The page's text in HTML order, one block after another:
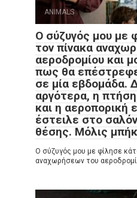
ANIMALS
Ο σύζυγός μου με
τον πίνακα
αεροδρομίου και
πως θα
σε μία εβδομάδα.
αργότερα, η
και η αεροπορική
έστειλε στο
θέσης. Μόλις
Ο σύζυγός μου με φίλησε
αναχωρήσεων του